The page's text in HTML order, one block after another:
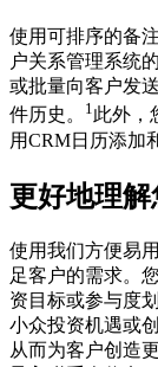
使用可排序的备
户关系管理系统
或批量向客户发
件历史。
1此外，
用CRM日历添加
更好地理
使用我们方便易
足客户的需求。
资目标或参与度
小众投资机遇或
从而为客户创造